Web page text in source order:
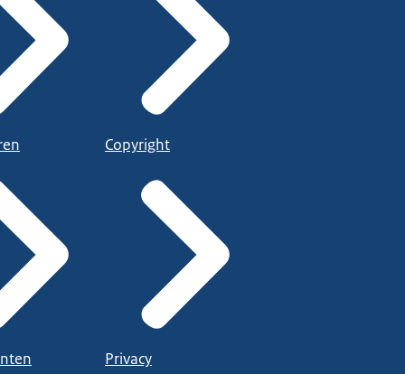
Copyright
Privacy